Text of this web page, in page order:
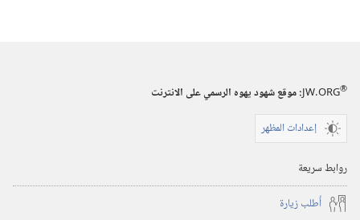
‎٢٠٠١
JW.ORG®
:‏ موقع شهود يهوه الرسمي على الانترنت
إعدادات المظهر
روابط سريعة
أُطلب زيارة